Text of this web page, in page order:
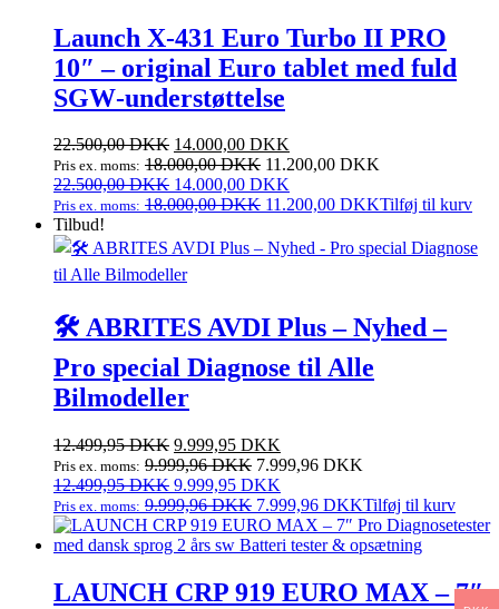
Launch X‑431 Euro Turbo II PRO
10″ – original Euro tablet med fuld
SGW‑understøttelse
22.500,00DKK Den
oprindelige
pris
var:
14.000,00 DKK
aktuelle
er:
Pris ex. moms: 18.000,00DKK 11.200,00 DKK
22.500,00DKK Den
oprindelige
var:
14.000,00 DKK
aktuelle
er:
Pris ex. moms: 18.000,00DKK 11.200,00 DKKTilføj til kurv
Tilbud!
🛠️ ABRITES AVDI Plus – Nyhed –
Pro special Diagnose til Alle
Bilmodeller
12.499,95DKK Den
oprindelige
pris
var:
12.499,95 DKK.
9.999,95 DKK
aktuelle
er:
9.999,95 DKK.
Pris ex. moms: 9.999,96DKK 7.999,96 DKK
12.499,95DKK Den
oprindelige
pris
var:
9.999,95 DKK
aktuelle
pris
er:
Pris ex. moms: 9.999,96DKK 7.999,96 DKKTilføj til kurv
LAUNCH CRP 919 EURO MAX – 7″